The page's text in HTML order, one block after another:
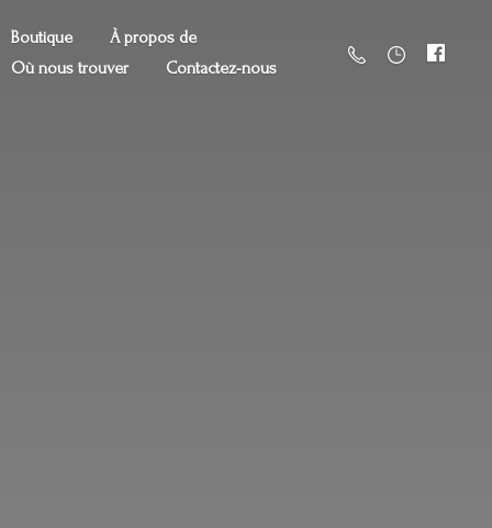
Boutique
À propos de
Où nous trouver
Contactez-nous